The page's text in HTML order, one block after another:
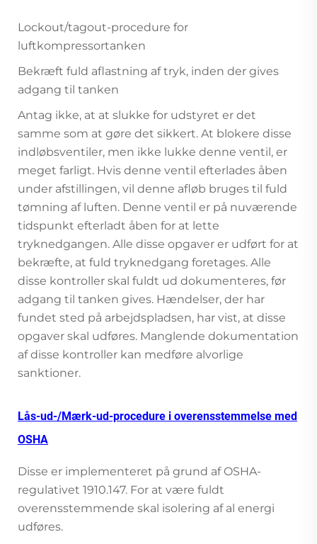
Lockout/tagout-procedure for
luftkompressortanken
Bekræft fuld aflastning af tryk, inden der gives
adgang til tanken
Antag ikke, at at slukke for udstyret er det
samme som at gøre det sikkert. At blokere disse
indløbsventiler, men ikke lukke denne ventil, er
meget farligt. Hvis denne ventil efterlades åben
under afstillingen, vil denne afløb bruges til fuld
tømning af luften. Denne ventil er på nuværende
tidspunkt efterladt åben for at lette
tryknedgangen. Alle disse opgaver er udført for at
bekræfte, at fuld tryknedgang foretages. Alle
disse kontroller skal fuldt ud dokumenteres, før
adgang til tanken gives. Hændelser, der har
fundet sted på arbejdspladsen, har vist, at disse
opgaver skal udføres. Manglende dokumentation
af disse kontroller kan medføre alvorlige
sanktioner.
Lås-ud-/Mærk-ud-procedure i overensstemmelse med
OSHA
Disse er implementeret på grund af OSHA-
regulativet 1910.147. For at være fuldt
overensstemmende skal isolering af al energi
udføres.